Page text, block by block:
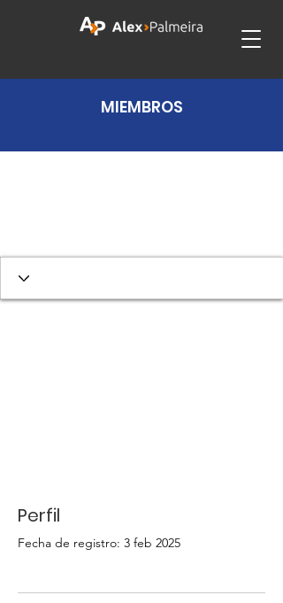
MIEMBROS
Perfil
Fecha de registro: 3 feb 2025